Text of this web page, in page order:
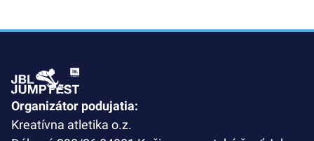
Organizátor podujatia:
Kreatívna atletika o.z.